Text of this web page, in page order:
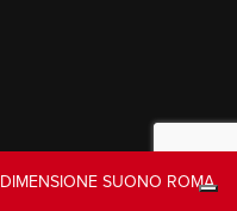
DIMENSIONE SUONO ROMA